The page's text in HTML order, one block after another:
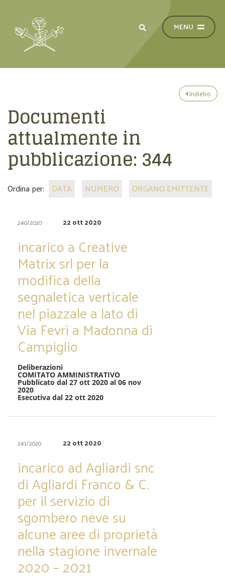
Indietro
Documenti
attualmente in
pubblicazione: 344
Ordina per: DATA NUMERO ORGANO EMITTENTE
240/2020 22 ott 2020
incarico a Creative
Matrix srl per la
modifica della
segnaletica verticale
nel piazzale a lato di
Via Fevri a Madonna di
Campiglio
Deliberazioni
COMITATO AMMINISTRATIVO
Pubblicato dal 27 ott 2020 al 06 nov
2020
Esecutiva dal 22 ott 2020
241/2020 22 ott 2020
incarico ad Agliardi snc
di Agliardi Franco & C.
per il servizio di
sgombero neve su
alcune aree di proprietà
nella stagione invernale
2020 – 2021